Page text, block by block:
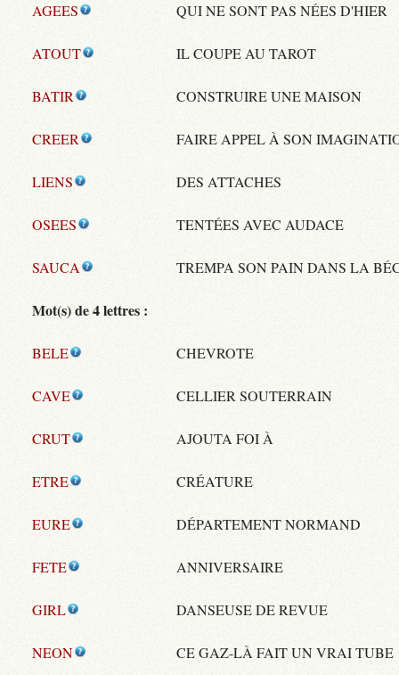
AGEES QUI NE SONT PAS NÉES D'HIER
ATOUT IL COUPE AU TAROT
BATIR CONSTRUIRE UNE MAISON
CREER FAIRE APPEL À SON
LIENS DES ATTACHES
OSEES TENTÉES AVEC AUDACE
SAUCA TREMPA SON PAIN DANS LA
Mot(s) de 4 lettres :
BELE CHEVROTE
CAVE CELLIER SOUTERRAIN
CRUT AJOUTA FOI À
ETRE CRÉATURE
EURE DÉPARTEMENT NORMAND
FETE ANNIVERSAIRE
GIRL DANSEUSE DE REVUE
NEON CE GAZ-LÀ FAIT UN VRAI TUBE